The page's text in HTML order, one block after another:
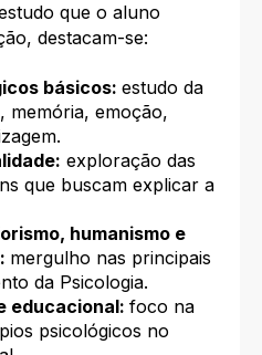
que o aluno
destacam-se:
básicos: estudo da
memória, emoção,
exploração das
que buscam explicar a
humanismo e
mergulho nas principais
da Psicologia.
educacional: foco na
psicológicos no